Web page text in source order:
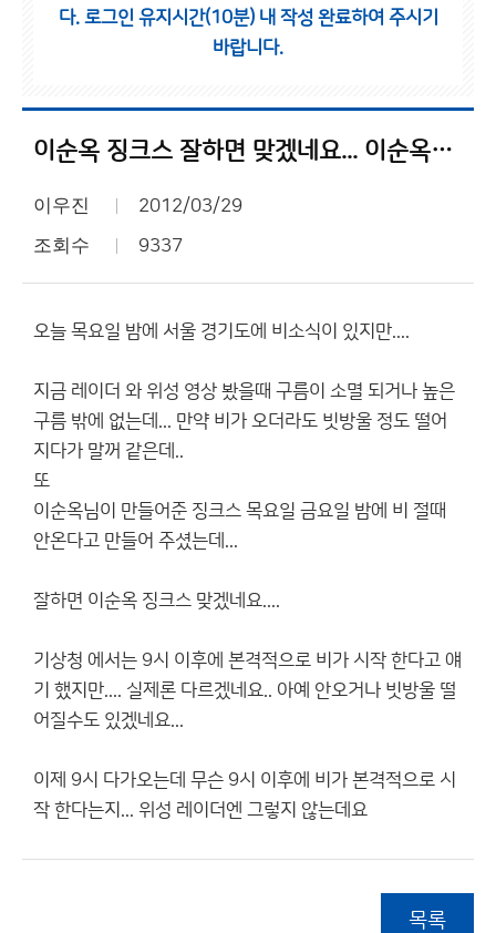
다. 로그인 유지시간(10분) 내 작성 완료하여 주시기
바랍니다.
이순옥 징크스 잘하면 맞겠네요... 이순옥님 뭐하는지??
이우진 2012/03/29
조회수 9337
오늘 목요일 밤에 서울 경기도에 비소식이 있지만....
지금 레이더 와 위성 영상 봤을때 구름이 소멸 되거나 높은
구름 밖에 없는데... 만약 비가 오더라도 빗방울 정도 떨어
지다가 말꺼 같은데..
또
이순옥님이 만들어준 징크스 목요일 금요일 밤에 비 절때
안온다고 만들어 주셨는데...
잘하면 이순옥 징크스 맞겠네요....
기상청 에서는 9시 이후에 본격적으로 비가 시작 한다고 얘
기 했지만.... 실제론 다르겠네요.. 아예 안오거나 빗방울 떨
어질수도 있겠네요...
이제 9시 다가오는데 무슨 9시 이후에 비가 본격적으로 시
작 한다는지... 위성 레이더엔 그렇지 않는데요
목록